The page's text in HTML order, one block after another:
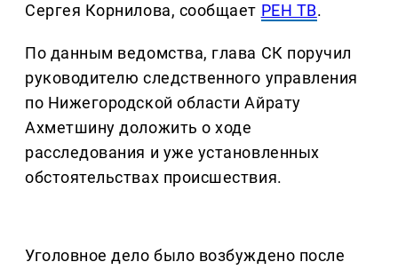
Сергея Корнилова, сообщает РЕН ТВ.
По данным ведомства, глава СК поручил
руководителю следственного управления
по Нижегородской области Айрату
Ахметшину доложить о ходе
расследования и уже установленных
обстоятельствах происшествия.
Уголовное дело было возбуждено после